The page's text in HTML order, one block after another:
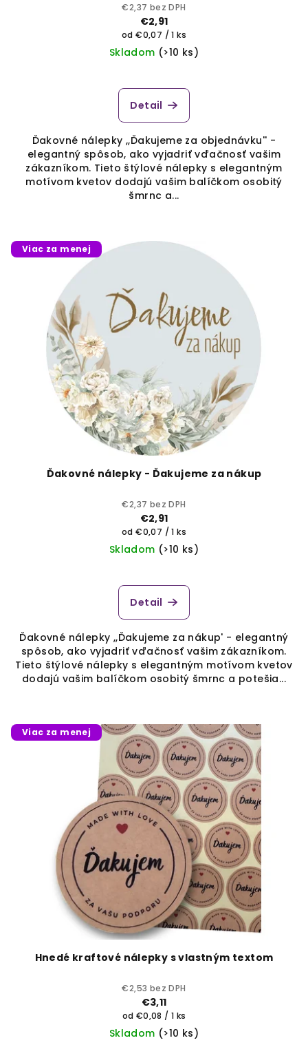
€2,37 bez DPH
€2,91
Jednotková
cena:
od €0,07 / 1 ks
Skladom (>10 ks)
Detail
Ďakovné nálepky ,,Ďakujeme za objednávku'' -
elegantný spôsob, ako vyjadriť vďačnosť vašim
zákazníkom. Tieto štýlové nálepky s elegantným
motívom kvetov dodajú vašim balíčkom osobitý
šmrnc a...
Viac za menej
Ďakovné nálepky - Ďakujeme za nákup
€2,37 bez DPH
€2,91
Jednotková
cena:
od €0,07 / 1 ks
Skladom (>10 ks)
Detail
Ďakovné nálepky ,,Ďakujeme za nákup' - elegantný
spôsob, ako vyjadriť vďačnosť vašim zákazníkom.
Tieto štýlové nálepky s elegantným motívom kvetov
dodajú vašim balíčkom osobitý šmrnc a potešia...
Viac za menej
Hnedé kraftové nálepky s vlastným textom
€2,53 bez DPH
€3,11
Jednotková
cena:
od €0,08 / 1 ks
Skladom (>10 ks)